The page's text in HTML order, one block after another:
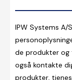
IPW Systems A/
de produkter og
også kontakte
produkter,